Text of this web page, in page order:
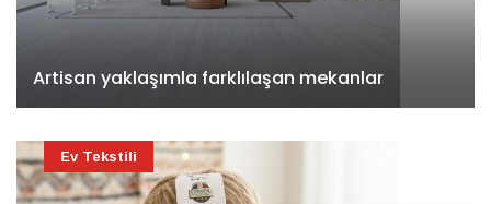
Artisan yaklaşımla farklılaşan mekanlar
Ev Tekstili